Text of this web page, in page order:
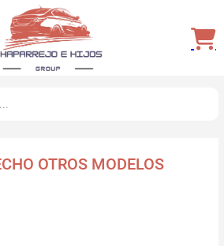
OTROS MODELOS